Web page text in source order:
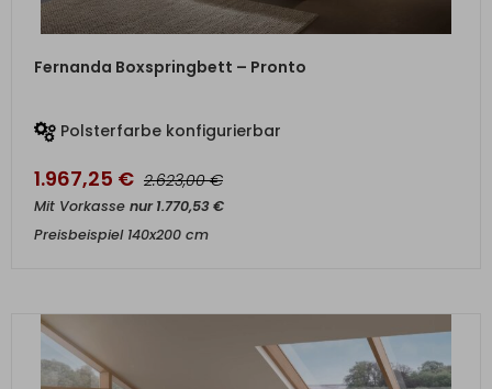
Fernanda Boxspringbett – Pronto
Polsterfarbe konfigurierbar
1.967,25 € 2.623,00€
Mit Vorkasse nur1.770,53€
Preisbeispiel 140x200 cm